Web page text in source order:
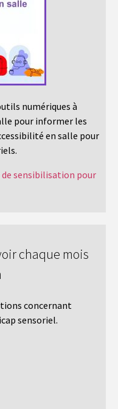
numériques à
pour informer les
en salle pour
sensibilisation pour
chaque mois
concernant
sensoriel.